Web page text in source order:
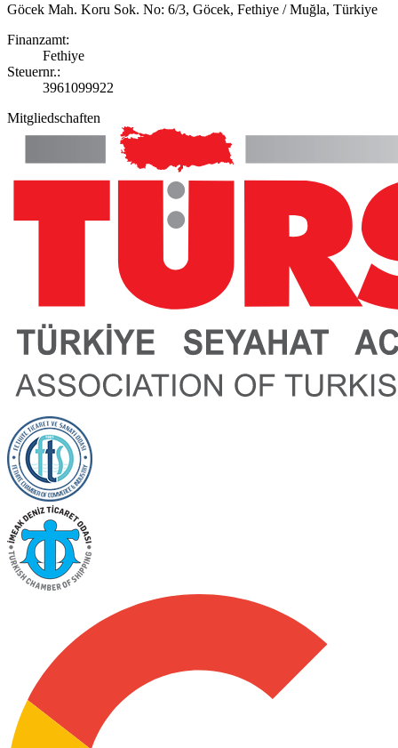
Göcek Mah. Koru Sok. No: 6/3, Göcek, Fethiye / Muğla, Türkiye
Finanzamt:
Fethiye
Steuernr.:
3961099922
Mitgliedschaften